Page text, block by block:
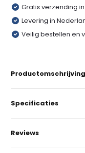
Gratis verzending
Levering in
Veilig bestellen en
Productomschrijving
Specificaties
Reviews